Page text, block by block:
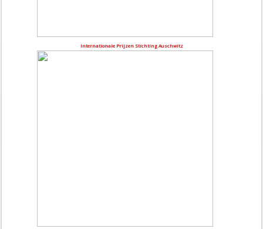
Internationale Prijzen Stichting Auschwitz